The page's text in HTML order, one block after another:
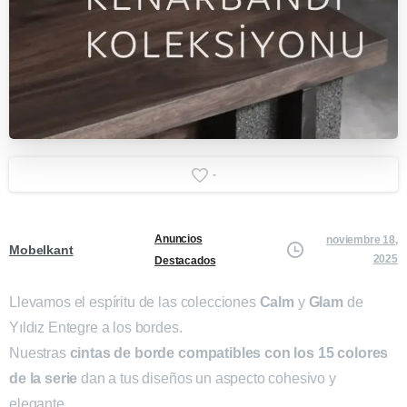
-
Mobelkant
Anuncios
Destacados
noviembre 18,
2025
Llevamos el espíritu de las colecciones Calm y Glam de
Yıldız Entegre a los bordes.
Nuestras cintas de borde compatibles con los 15 colores
de la serie dan a tus diseños un aspecto cohesivo y
elegante.